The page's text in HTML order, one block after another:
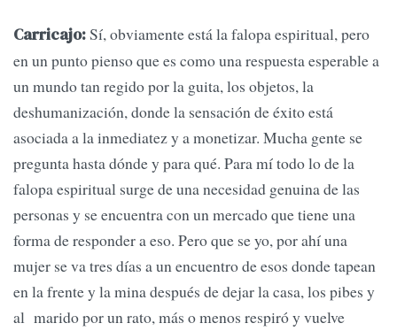
Carricajo:Sí, obviamente está la falopa espiritual, pero
en un punto pienso que es como una respuesta esperable a
un mundo tan regido por la guita, los objetos, la
deshumanización, donde la sensación de éxito está
asociada a la inmediatez y a monetizar. Mucha gente se
pregunta hasta dónde y para qué. Para mí todo lo de la
falopa espiritual surge de una necesidad genuina de las
personas y se encuentra con un mercado que tiene una
forma de responder a eso. Pero que se yo, por ahí una
mujer se va tres días a un encuentro de esos donde tapean
en la frente y la mina después de dejar la casa, los pibes y
al marido por un rato, más o menos respiró y vuelve